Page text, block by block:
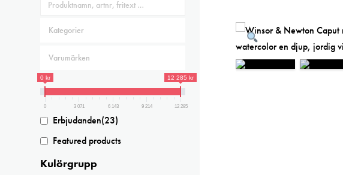
0 kr 12 285 kr
0 3 071 6 143 9 214 12 285
Erbjudanden(23)
Featured products
Kulörgrupp